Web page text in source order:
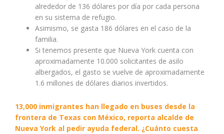
alrededor de 136 dólares por día por cada persona
en su sistema de refugio.
Asimismo, se gasta 186 dólares en el caso de la
familia.
Si tenemos presente que Nueva York cuenta con
aproximadamente 10.000 solicitantes de asilo
albergados, el gasto se vuelve de aproximadamente
1.6 millones de dólares diarios invertidos.
13,000 inmigrantes han llegado en buses desde la
frontera de Texas con México, reporta alcalde de
Nueva York al pedir ayuda federal. ¿Cuánto cuesta